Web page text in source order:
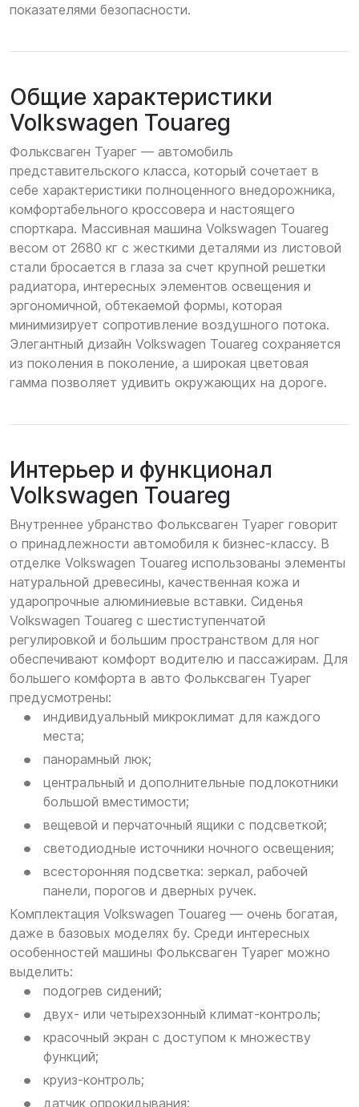
показателями безопасности.
Общие характеристики
Volkswagen Touareg
Фольксваген Туарег — автомобиль
представительского класса, который сочетает в
себе характеристики полноценного внедорожника,
комфортабельного кроссовера и настоящего
спорткара. Массивная машина Volkswagen Touareg
весом от 2680 кг с жесткими деталями из листовой
стали бросается в глаза за счет крупной решетки
радиатора, интересных элементов освещения и
эргономичной, обтекаемой формы, которая
минимизирует сопротивление воздушного потока.
Элегантный дизайн Volkswagen Touareg сохраняется
из поколения в поколение, а широкая цветовая
гамма позволяет удивить окружающих на дороге.
Интерьер и функционал
Volkswagen Touareg
Внутреннее убранство Фольксваген Туарег говорит
о принадлежности автомобиля к бизнес-классу. В
отделке Volkswagen Touareg использованы элементы
натуральной древесины, качественная кожа и
ударопрочные алюминиевые вставки. Сиденья
Volkswagen Touareg с шестиступенчатой
регулировкой и большим пространством для ног
обеспечивают комфорт водителю и пассажирам. Для
большего комфорта в авто Фольксваген Туарег
предусмотрены:
индивидуальный микроклимат для каждого
места;
панорамный люк;
центральный и дополнительные подлокотники
большой вместимости;
вещевой и перчаточный ящики с подсветкой;
светодиодные источники ночного освещения;
всесторонняя подсветка: зеркал, рабочей
панели, порогов и дверных ручек.
Комплектация Volkswagen Touareg — очень богатая,
даже в базовых моделях бу. Среди интересных
особенностей машины Фольксваген Туарег можно
выделить:
подогрев сидений;
двух- или четырехзонный климат-контроль;
красочный экран с доступом к множеству
функций;
круиз-контроль;
датчик опрокидывания;